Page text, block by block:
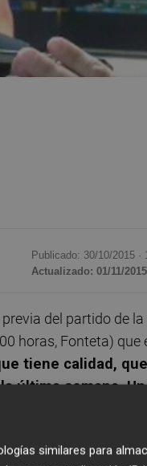
Publicado: 30/10/2015 ·
Actualizado: 01/11/
del partido de la
horas, Fonteta) que
tiene calidad, que
última semana.
mientras que
ellos vendrán más
similares para